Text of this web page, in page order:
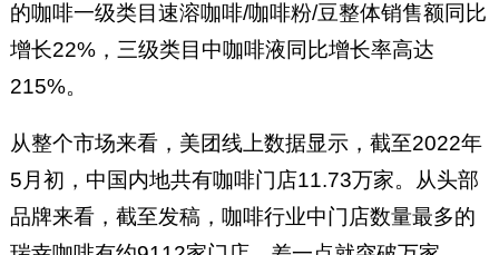
的咖啡一级类目速溶咖啡/咖啡粉/豆整体销售额同比
增长22%，三级类目中咖啡液同比增长率高达
215%。
从整个市场来看，美团线上数据显示，截至2022年
5月初，中国内地共有咖啡门店11.73万家。从头部
品牌来看，截至发稿，咖啡行业中门店数量最多的